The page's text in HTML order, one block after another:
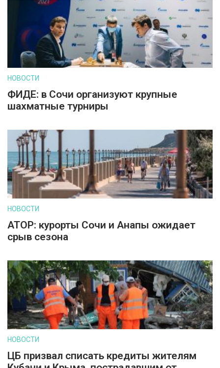
НОВОСТИ
ФИДЕ: в Сочи организуют крупные
шахматные турниры
НОВОСТИ
АТОР: курорты Сочи и Анапы ожидает
срыв сезона
НОВОСТИ
ЦБ призвал списать кредиты жителям